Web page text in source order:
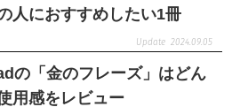
人におすすめしたい1冊
2024.09.05
の「金のフレーズ」はどん
用感をレビュー